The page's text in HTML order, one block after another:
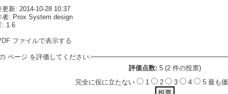
更新: 2014-10-28 10:37
者: Prox System design
: 1.6
ファイルで表示する
ページ を評価してください:
評価点数: 5 (2 件の投票)
完全に役に立たない
1 2 3 4 5 最も